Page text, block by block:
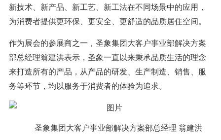
新技术、新产品、新工艺、新工法在不同场景中的应用，
为消费者提供更环保、更安全、更舒适的品质居住空间。
作为展会的参展商之一，圣象集团大客户事业部解决方案
部总经理翁建洪表示，圣象一直以来秉承品质生活的理念
来打造所有的产品，从产品的研发、生产制造、销售、服
务等环节，均以服务于消费者的体验为追求。
圣象集团大客户事业部解决方案部总经理 翁建洪